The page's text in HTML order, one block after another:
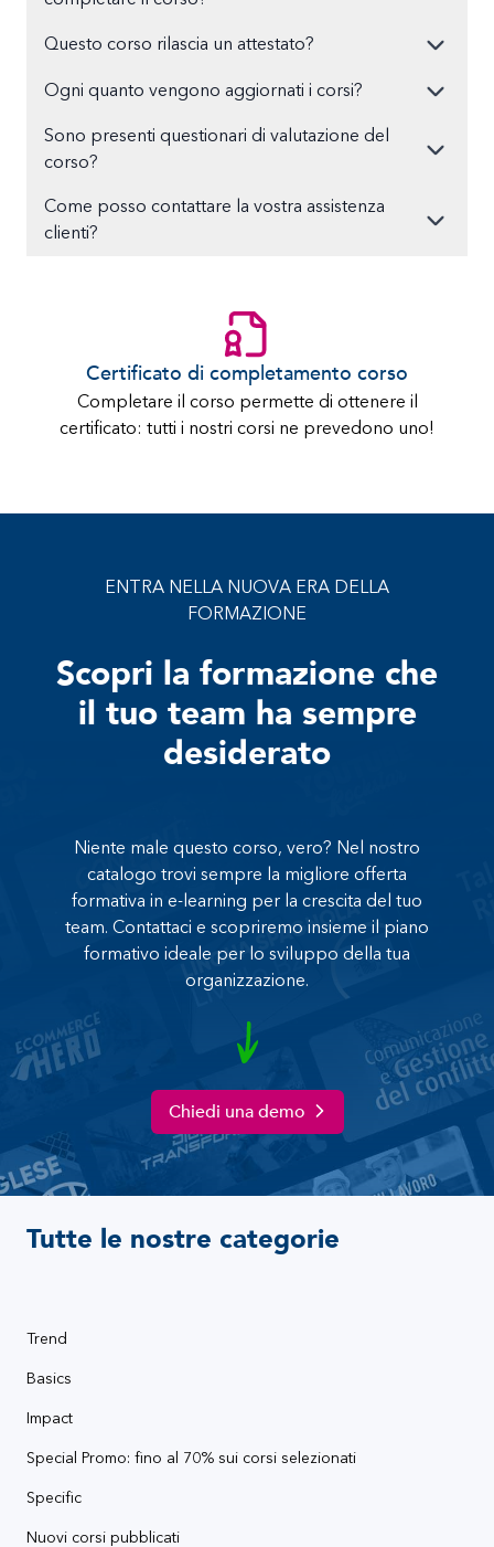
Questo corso rilascia un attestato?
Ogni quanto vengono aggiornati i corsi?
Sono presenti questionari di valutazione del
corso?
Come posso contattare la vostra assistenza
clienti?
Certificato di completamento corso
Completare il corso permette di ottenere il
certificato: tutti i nostri corsi ne prevedono uno!
ENTRA NELLA NUOVA ERA DELLA
FORMAZIONE
Scopri la formazione che
il tuo team ha sempre
desiderato
Niente male questo corso, vero? Nel nostro
catalogo trovi sempre la migliore offerta
formativa in e-learning per la crescita del tuo
team. Contattaci e scopriremo insieme il piano
formativo ideale per lo sviluppo della tua
organizzazione.
Chiedi una demo
Tutte le nostre categorie
Trend
Basics
Impact
Special Promo: fino al 70% sui corsi selezionati
Specific
Nuovi corsi pubblicati